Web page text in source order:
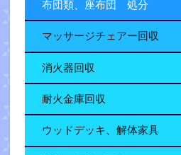
布団類、座布団 処分
マッサージチェアー回収
消火器回収
耐火金庫回収
ウッドデッキ、解体家具